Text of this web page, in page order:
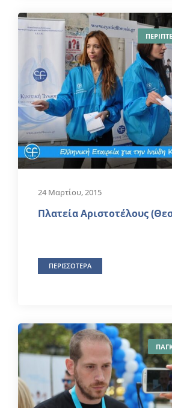
24 Μαρτίου, 2015
Πλατεία Αριστοτέλους
ΠΕΡΙΣΣΟΤΕΡΑ